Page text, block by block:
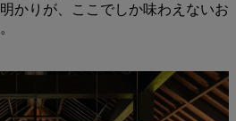
かりが、ここでしか味わえないお